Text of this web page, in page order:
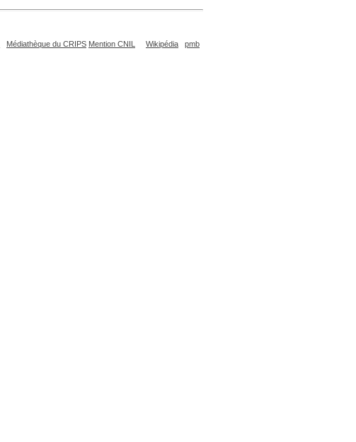
Médiathèque du CRIPS Mention CNIL Wikipédia pmb